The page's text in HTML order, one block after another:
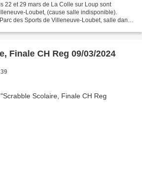
22 et 29 mars de La Colle sur Loup sont
Loubet, (cause salle indisponible).
des Sports de Villeneuve-Loubet, salle dans
Finale CH Reg 09/03/2024